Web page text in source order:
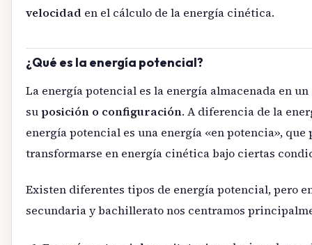
velocidad en el cálculo de la energía cinética.
¿Qué es la energía potencial?
La energía potencial es la energía almacenada en
su posición o configuración. A diferencia de la
energía potencial es una energía «en potencia», que
transformarse en energía cinética bajo ciertas
Existen diferentes tipos de energía potencial, pero
secundaria y bachillerato nos centramos